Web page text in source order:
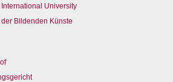
University
Bildenden Künste